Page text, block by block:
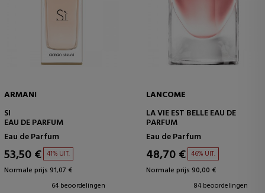
ARMANI
SI
EAU DE PARFUM
Eau de Parfum
53,50 € 41% UIT.
Normale prijs 91,07 €
64 beoordelingen
LANCOME
LA VIE EST BELLE EAU DE
PARFUM
Eau de Parfum
48,70 € 46% UIT.
Normale prijs 90,00 €
84 beoordelingen